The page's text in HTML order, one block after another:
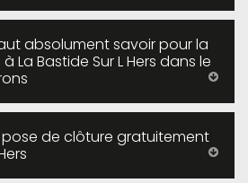
absolument savoir pour la
La Bastide Sur L Hers dans le
de clôture gratuitement